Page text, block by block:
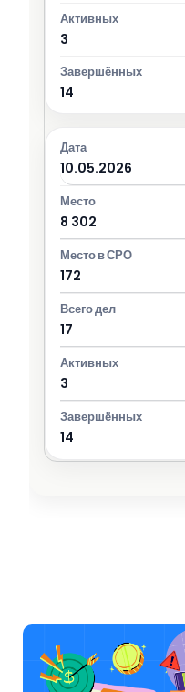
3
14
10.05.2026
8 302
172
17
3
14